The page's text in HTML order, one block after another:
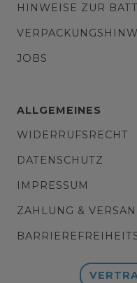
HINWEISE ZUR
JOBS
ALLGEMEINES
WIDERRUFSRECHT
DATENSCHUTZ
IMPRESSUM
ZAHLUNG &